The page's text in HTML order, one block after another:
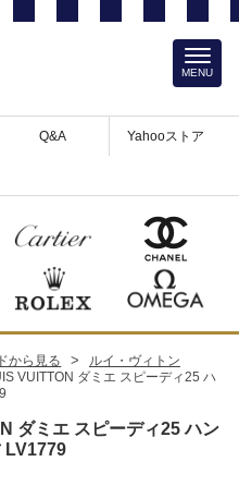
Q&A Yahooストア
MENU
から見る >
ルイ・ヴィトン
VUITTON ダミエ スピーディ25 ハ
ダミエ スピーディ25 ハン
LV1779